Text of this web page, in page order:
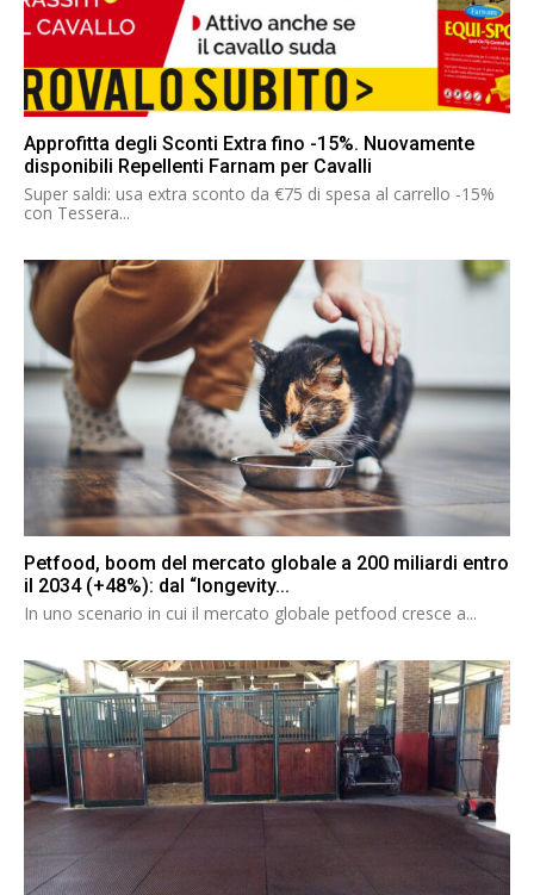
Approfitta degli Sconti Extra fino -15%. Nuovamente
disponibili Repellenti Farnam per Cavalli
Super saldi: usa extra sconto da €75 di spesa al carrello -15%
con Tessera...
Petfood, boom del mercato globale a 200 miliardi entro
il 2034 (+48%): dal “longevity...
In uno scenario in cui il mercato globale petfood cresce a...